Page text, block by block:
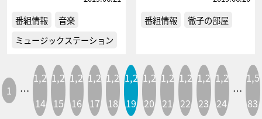
番組情報
音楽
ミュージックステーション
番組情報 徹子の部屋
1 …
1,2
14
1,2
15
1,2
16
1,2
17
1,2
18
1,2
19
1,2
20
1,2
21
1,2
22
1,2
23
1,2
24
…
1,5
83